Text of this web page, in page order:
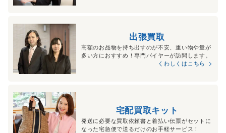
出張買取
高額のお品物を持ち出すのが不安、重い物や量が
多い方におすすめ！専門バイヤーが訪問します。
くわしくはこちら
宅配買取キット
発送に必要な買取依頼書と着払い伝票がセットに
なった宅急便で送るだけのお手軽サービス！